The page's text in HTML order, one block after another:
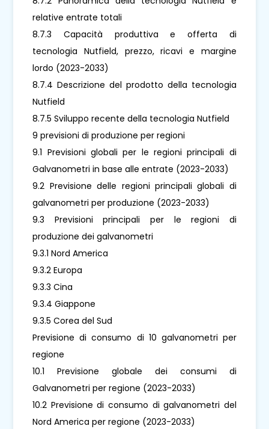
relative entrate totali
8.7.3 Capacità produttiva e offerta di
tecnologia Nutfield, prezzo, ricavi e margine
lordo (2023-2033)
8.7.4 Descrizione del prodotto della tecnologia
Nutfield
8.7.5 Sviluppo recente della tecnologia Nutfield
9 previsioni di produzione per regioni
9.1 Previsioni globali per le regioni principali di
Galvanometri in base alle entrate (2023-2033)
9.2 Previsione delle regioni principali globali di
galvanometri per produzione (2023-2033)
9.3 Previsioni principali per le regioni di
produzione dei galvanometri
9.3.1 Nord America
9.3.2 Europa
9.3.3 Cina
9.3.4 Giappone
9.3.5 Corea del Sud
Previsione di consumo di 10 galvanometri per
regione
10.1 Previsione globale dei consumi di
Galvanometri per regione (2023-2033)
10.2 Previsione di consumo di galvanometri del
Nord America per regione (2023-2033)